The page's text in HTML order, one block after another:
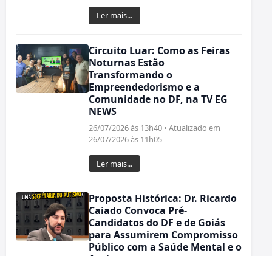
Ler mais...
Circuito Luar: Como as Feiras
Noturnas Estão
Transformando o
Empreendedorismo e a
Comunidade no DF, na TV EG
NEWS
26/07/2026 às 13h40 • Atualizado em
26/07/2026 às 11h05
Ler mais...
Proposta Histórica: Dr. Ricardo
Caiado Convoca Pré-
Candidatos do DF e de Goiás
para Assumirem Compromisso
Público com a Saúde Mental e o